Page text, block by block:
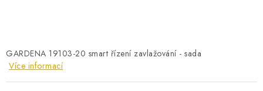
GARDENA 19103-20 smart řízení zavlažování - sada
Více informací